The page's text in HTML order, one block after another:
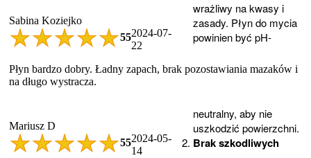
Sabina Koziejko
552024-07-
22
Płyn bardzo dobry. Ładny zapach, brak pozostawiania mazaków i
na długo wystracza.
Mariusz D
552024-05-
14
wrażliwy na kwasy i
zasady. Płyn do mycia
powinien być pH-
neutralny, aby nie
uszkodzić powierzchni.
Brak szkodliwych